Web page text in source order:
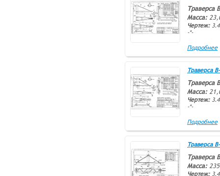
Траверса
Масса:
Чертеж:
-*-
Подробнее
Траверса
Траверса
Масса:
Чертеж:
-*-
Подробнее
Траверса
Траверса
Масса:
Чертеж: